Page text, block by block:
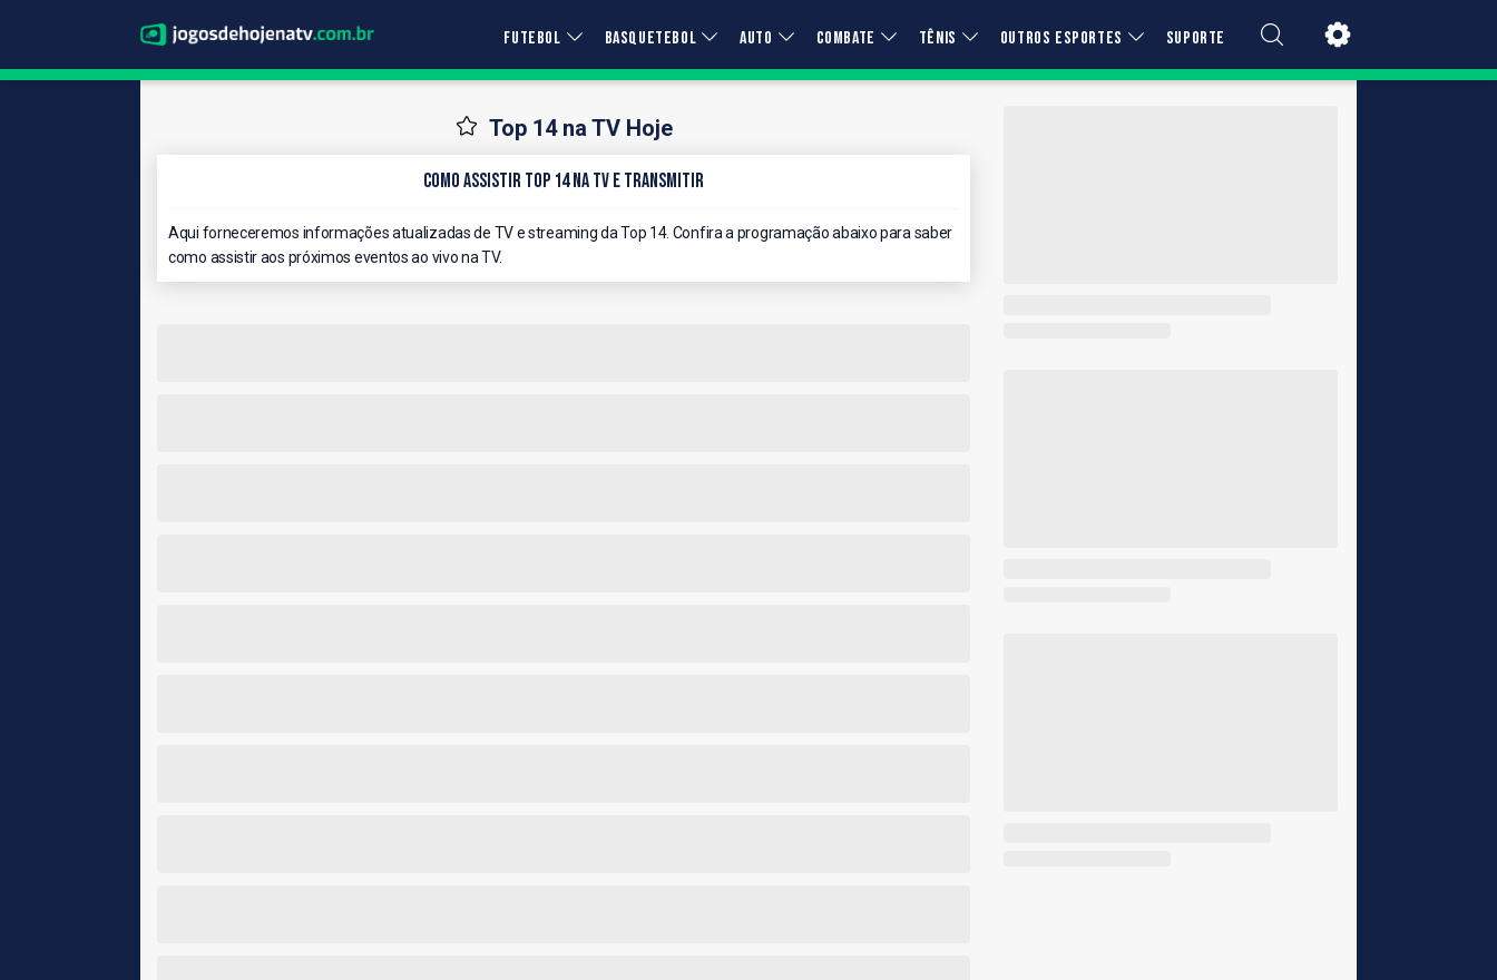
FUTEBOL BASQUETEBOL AUTO COMBATE TÊNIS OUTROS ESPORTES SUPORTE
Top 14 na TV Hoje
Como Assistir Top 14 na TV e Transmitir
Aqui forneceremos informações atualizadas de TV e streaming da Top 14. Confira a programação abaixo para saber
como assistir aos próximos eventos ao vivo na TV.